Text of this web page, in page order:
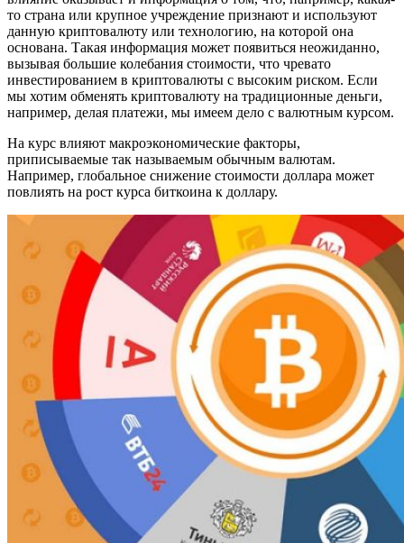
то страна или крупное учреждение признают и используют
данную криптовалюту или технологию, на которой она
основана. Такая информация может появиться неожиданно,
вызывая большие колебания стоимости, что чревато
инвестированием в криптовалюты с высоким риском. Если
мы хотим обменять криптовалюту на традиционные деньги,
например, делая платежи, мы имеем дело с валютным курсом.
На курс влияют макроэкономические факторы,
приписываемые так называемым обычным валютам.
Например, глобальное снижение стоимости доллара может
повлиять на рост курса биткоина к доллару.